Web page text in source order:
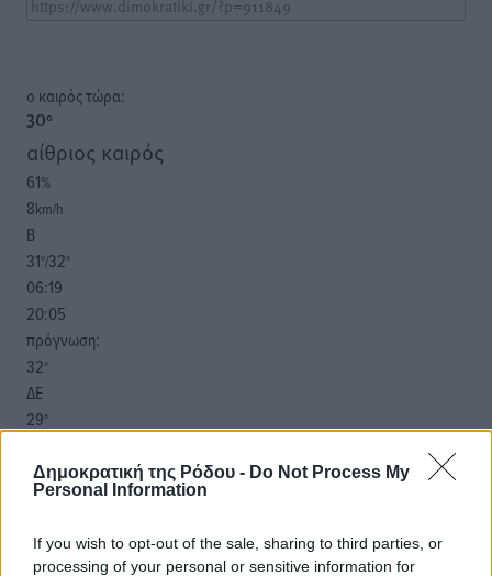
Δημοκρατική της Ρόδου - Do Not Process My
Personal Information
If you wish to opt-out of the sale, sharing to third parties, or
processing of your personal or sensitive information for
o καιρός τώρα:
30°
αίθριος καιρός
61%
8km/h
Β
31°/32°
06:19
20:05
πρόγνωση:
32°
ΔΕ
29°
29°
ΤΕ
ΠΕ